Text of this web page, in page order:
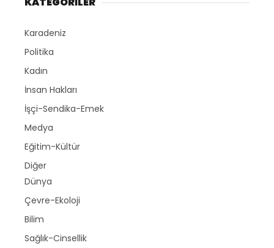
Karadeniz
Politika
Kadın
İnsan Hakları
İşçi-Sendika-Emek
Medya
Eğitim-Kültür
Diğer
Dünya
Çevre-Ekoloji
Bilim
Sağlık-Cinsellik